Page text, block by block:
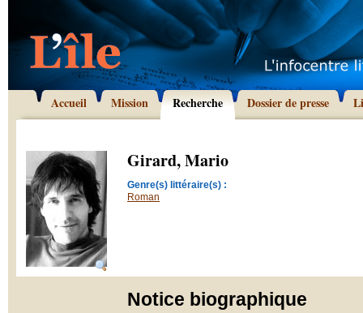
Accueil Mission Recherche Dossier de presse
Girard, Mario
Genre(s) littéraire(s) :
Roman
Notice biographique